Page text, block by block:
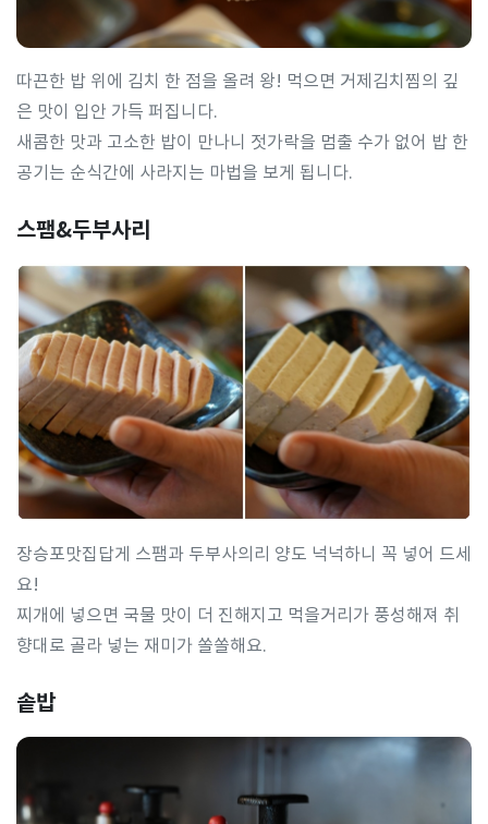
따끈한 밥 위에 김치 한 점을 올려 왕! 먹으면 거제김치찜의 깊
은 맛이 입안 가득 퍼집니다.
새콤한 맛과 고소한 밥이 만나니 젓가락을 멈출 수가 없어 밥 한
공기는 순식간에 사라지는 마법을 보게 됩니다.
스팸&두부사리
장승포맛집답게 스팸과 두부사의리 양도 넉넉하니 꼭 넣어 드세
요!
찌개에 넣으면 국물 맛이 더 진해지고 먹을거리가 풍성해져 취
향대로 골라 넣는 재미가 쏠쏠해요.
솥밥